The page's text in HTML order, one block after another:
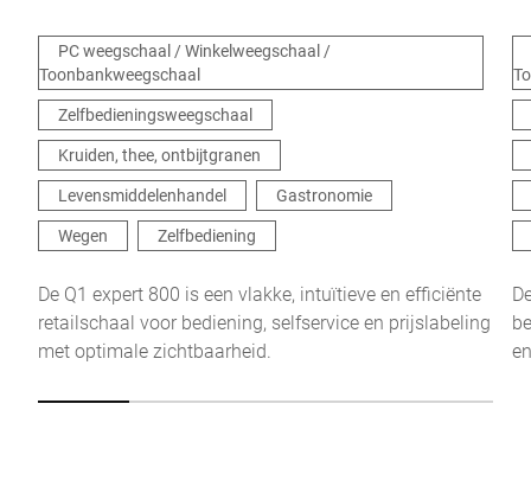
PC weegschaal / Winkelweegschaal /
Toonbankweegschaal
Zelfbedieningsweegschaal
Kruiden, thee, ontbijtgranen
Levensmiddelenhandel
Gastronomie
Wegen
Zelfbediening
De Q1 expert 800 is een vlakke, intuïtieve en efficiënte
retailschaal voor bediening, selfservice en prijslabeling
met optimale zichtbaarheid.